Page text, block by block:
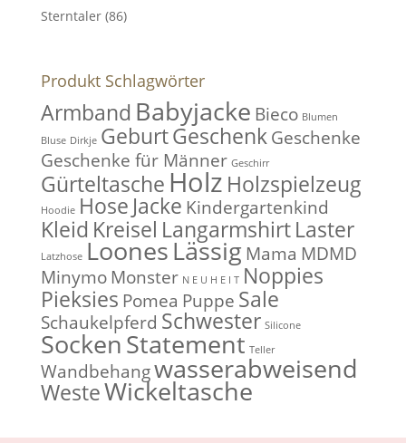
Sterntaler (86)
Produkt Schlagwörter
Armband Babyjacke Bieco Blumen
Bluse Dirkje GeburtGeschenk Geschenke
Geschenke für Männer Geschirr
Gürteltasche Holz Holzspielzeug
Hoodie Hose Jacke Kindergartenkind
Kleid Kreisel LangarmshirtLaster
Latzhose LoonesLässig Mama MDMD
Minymo Monster N E U H E I T Noppies
Pieksies Pomea Puppe Sale
Schaukelpferd Schwester Silicone
SockenStatement Teller
Wandbehangwasserabweisend
WesteWickeltasche